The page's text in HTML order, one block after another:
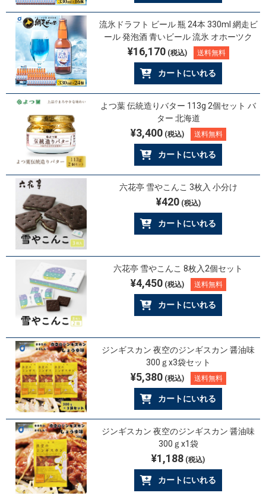
流氷ドラフト ビール 瓶 24本 330ml 網走ビ
ール 発泡酒 青いビール 流氷 オホーツク
¥16,170(税込) 送料無料
カートにいれる
よつ葉 伝統造りバター 113g 2個セット バ
ター 北海道
¥3,400(税込) 送料無料
カートにいれる
六花亭 雪やこんこ 3枚入 小分け
¥420(税込)
カートにいれる
六花亭 雪やこんこ 8枚入2個セット
¥4,450(税込) 送料無料
カートにいれる
ジンギスカン 夜空のジンギスカン 醤油味
300ｇx3袋セット
¥5,380(税込) 送料無料
カートにいれる
ジンギスカン 夜空のジンギスカン 醤油味
300ｇx1袋
¥1,188 (税込)
カートにいれる